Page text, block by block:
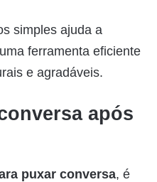
simples ajuda a
ferramenta eficiente
e agradáveis.
após
puxar conversa, é